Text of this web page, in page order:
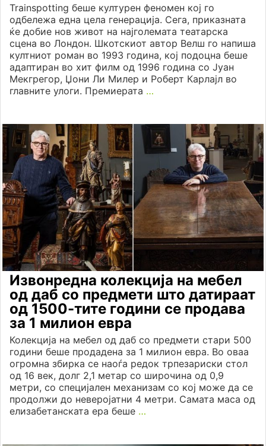
Trainspotting беше културен феномен кој го
одбележа една цела генерација. Сега, приказната
ќе добие нов живот на најголемата театарска
сцена во Лондон. Шкотскиот автор Велш го напиша
култниот роман во 1993 година, кој подоцна беше
адаптиран во хит филм од 1996 година со Јуан
Мекгрегор, Џони Ли Милер и Роберт Карлајл во
главните улоги. Премиерата …
Извонредна колекција на мебел
од даб со предмети што датираат
од 1500-тите години се продава
за 1 милион евра
Колекција на мебел од даб со предмети стари 500
години беше продадена за 1 милион евра. Во оваа
огромна збирка се наоѓа редок трпезариски стол
од 16 век, долг 2,1 метар со широчина од 0,9
метри, со специјален механизам со кој може да се
продолжи до неверојатни 4 метри. Самата маса од
елизабетанската ера беше …